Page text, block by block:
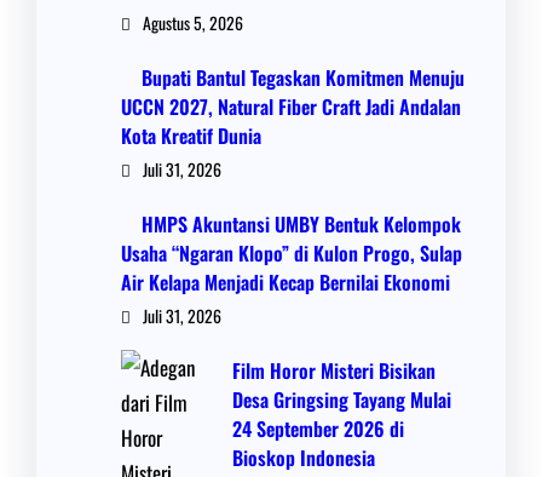
Agustus 5, 2026
Bupati Bantul Tegaskan Komitmen Menuju
UCCN 2027, Natural Fiber Craft Jadi Andalan
Kota Kreatif Dunia
Juli 31, 2026
HMPS Akuntansi UMBY Bentuk Kelompok
Usaha “Ngaran Klopo” di Kulon Progo, Sulap
Air Kelapa Menjadi Kecap Bernilai Ekonomi
Juli 31, 2026
Film Horor Misteri Bisikan
Desa Gringsing Tayang Mulai
24 September 2026 di
Bioskop Indonesia